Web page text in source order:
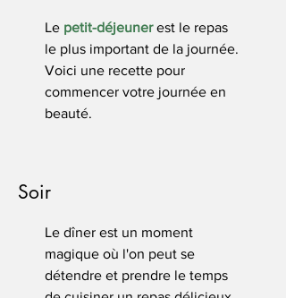
Le petit-déjeunerest le repas
le plus important de la journée.
Voici une recette pour
commencer votre journée en
beauté.
Soir
Le dîner est un moment
magique où l'on peut se
détendre et prendre le temps